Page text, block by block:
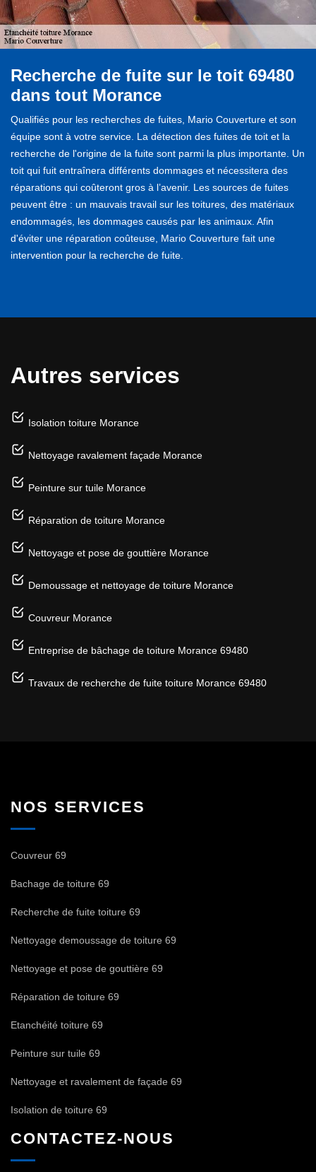
Recherche de fuite sur le toit 69480
dans tout Morance
Qualifiés pour les recherches de fuites, Mario Couverture et son
équipe sont à votre service. La détection des fuites de toit et la
recherche de l'origine de la fuite sont parmi la plus importante. Un
toit qui fuit entraînera différents dommages et nécessitera des
réparations qui coûteront gros à l’avenir. Les sources de fuites
peuvent être : un mauvais travail sur les toitures, des matériaux
endommagés, les dommages causés par les animaux. Afin
d'éviter une réparation coûteuse, Mario Couverture fait une
intervention pour la recherche de fuite.
Autres services
Isolation toiture Morance
Nettoyage ravalement façade Morance
Peinture sur tuile Morance
Réparation de toiture Morance
Nettoyage et pose de gouttière Morance
Demoussage et nettoyage de toiture Morance
Couvreur Morance
Entreprise de bâchage de toiture Morance 69480
Travaux de recherche de fuite toiture Morance 69480
NOS SERVICES
Couvreur 69
Bachage de toiture 69
Recherche de fuite toiture 69
Nettoyage demoussage de toiture 69
Nettoyage et pose de gouttière 69
Réparation de toiture 69
Etanchéité toiture 69
Peinture sur tuile 69
Nettoyage et ravalement de façade 69
Isolation de toiture 69
CONTACTEZ-NOUS